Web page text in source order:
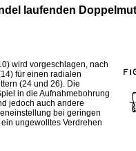
laufenden
wird vorgeschlagen, nach
für einen radialen
(24 und 26). Die
in die Aufnahmebohrung
jedoch auch andere
bei geringen
ungewolltes Verdrehen